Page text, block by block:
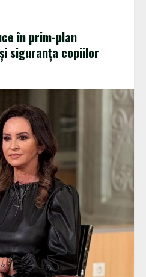
în prim-plan
siguranța copiilor